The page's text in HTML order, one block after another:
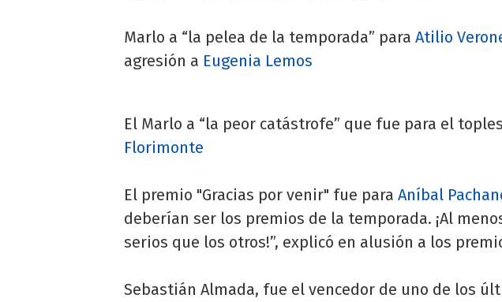
Marlo a “la pelea de la temporada” para Atilio
agresión a Eugenia Lemos
El Marlo a “la peor catástrofe” que fue para el
Florimonte
El premio "Gracias por venir" fue para Aníbal
deberían ser los premios de la temporada. ¡Al
serios que los otros!”, explicó en alusión a los
Sebastián Almada, fue el vencedor de uno de los